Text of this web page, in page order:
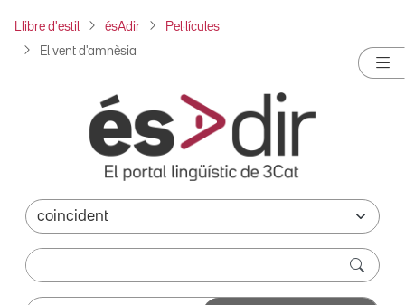
Llibre d'estil ésAdir Pel·lícules
El vent d'amnèsia